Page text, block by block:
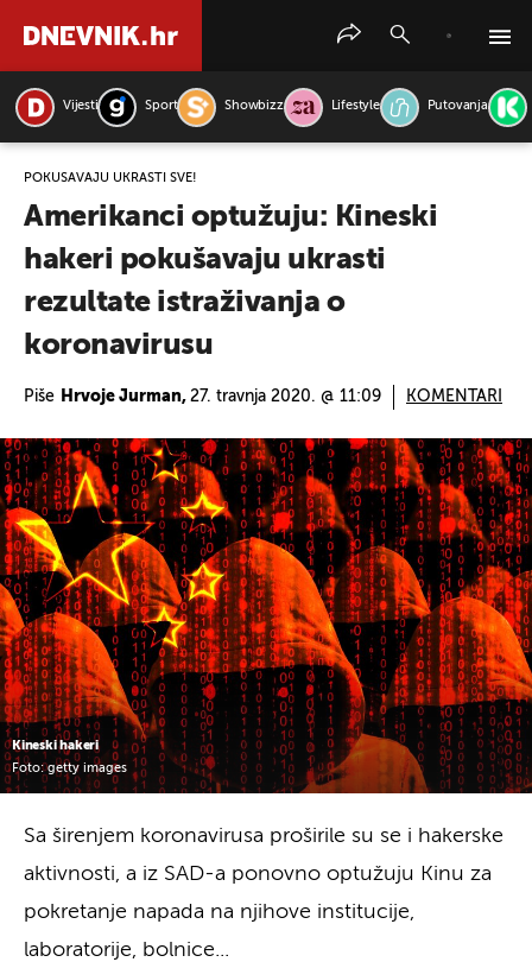
Vijesti Sport Showbizz Lifestyle Putovanja
POKUŠAVAJU UKRASTI SVE!
Amerikanci optužuju: Kineski
hakeri pokušavaju ukrasti
rezultate istraživanja o
koronavirusu
Piše Hrvoje Jurman, 27. travnja 2020. @ 11:09 KOMENTARI
Kineski hakeri
Foto: getty images
Sa širenjem koronavirusa proširile su se i hakerske
aktivnosti, a iz SAD-a ponovno optužuju Kinu za
pokretanje napada na njihove institucije,
laboratorije, bolnice...
PRETRAŽITE VIJESTI